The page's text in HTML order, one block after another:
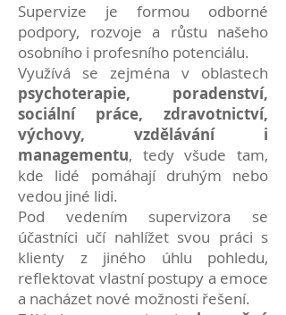
Supervize je formou odborné
podpory, rozvoje a růstu našeho
osobního i profesního potenciálu.
Využívá se zejména v oblastech
psychoterapie, poradenství,
sociální práce, zdravotnictví,
výchovy, vzdělávání i
managementu, tedy všude tam,
kde lidé pomáhají druhým nebo
vedou jiné lidi.
Pod vedením supervizora se
účastníci učí nahlížet svou práci s
klienty z jiného úhlu pohledu,
reflektovat vlastní postupy a emoce
a nacházet nové možnosti řešení.